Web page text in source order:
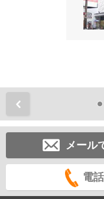
メール
電